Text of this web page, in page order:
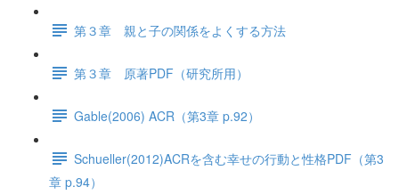
第３章 親と子の関係をよくする方法
第３章 原著PDF（研究所用）
Gable(2006) ACR（第3章 p.92）
Schueller(2012)ACRを含む幸せの行動と性格PDF（第3
章 p.94）